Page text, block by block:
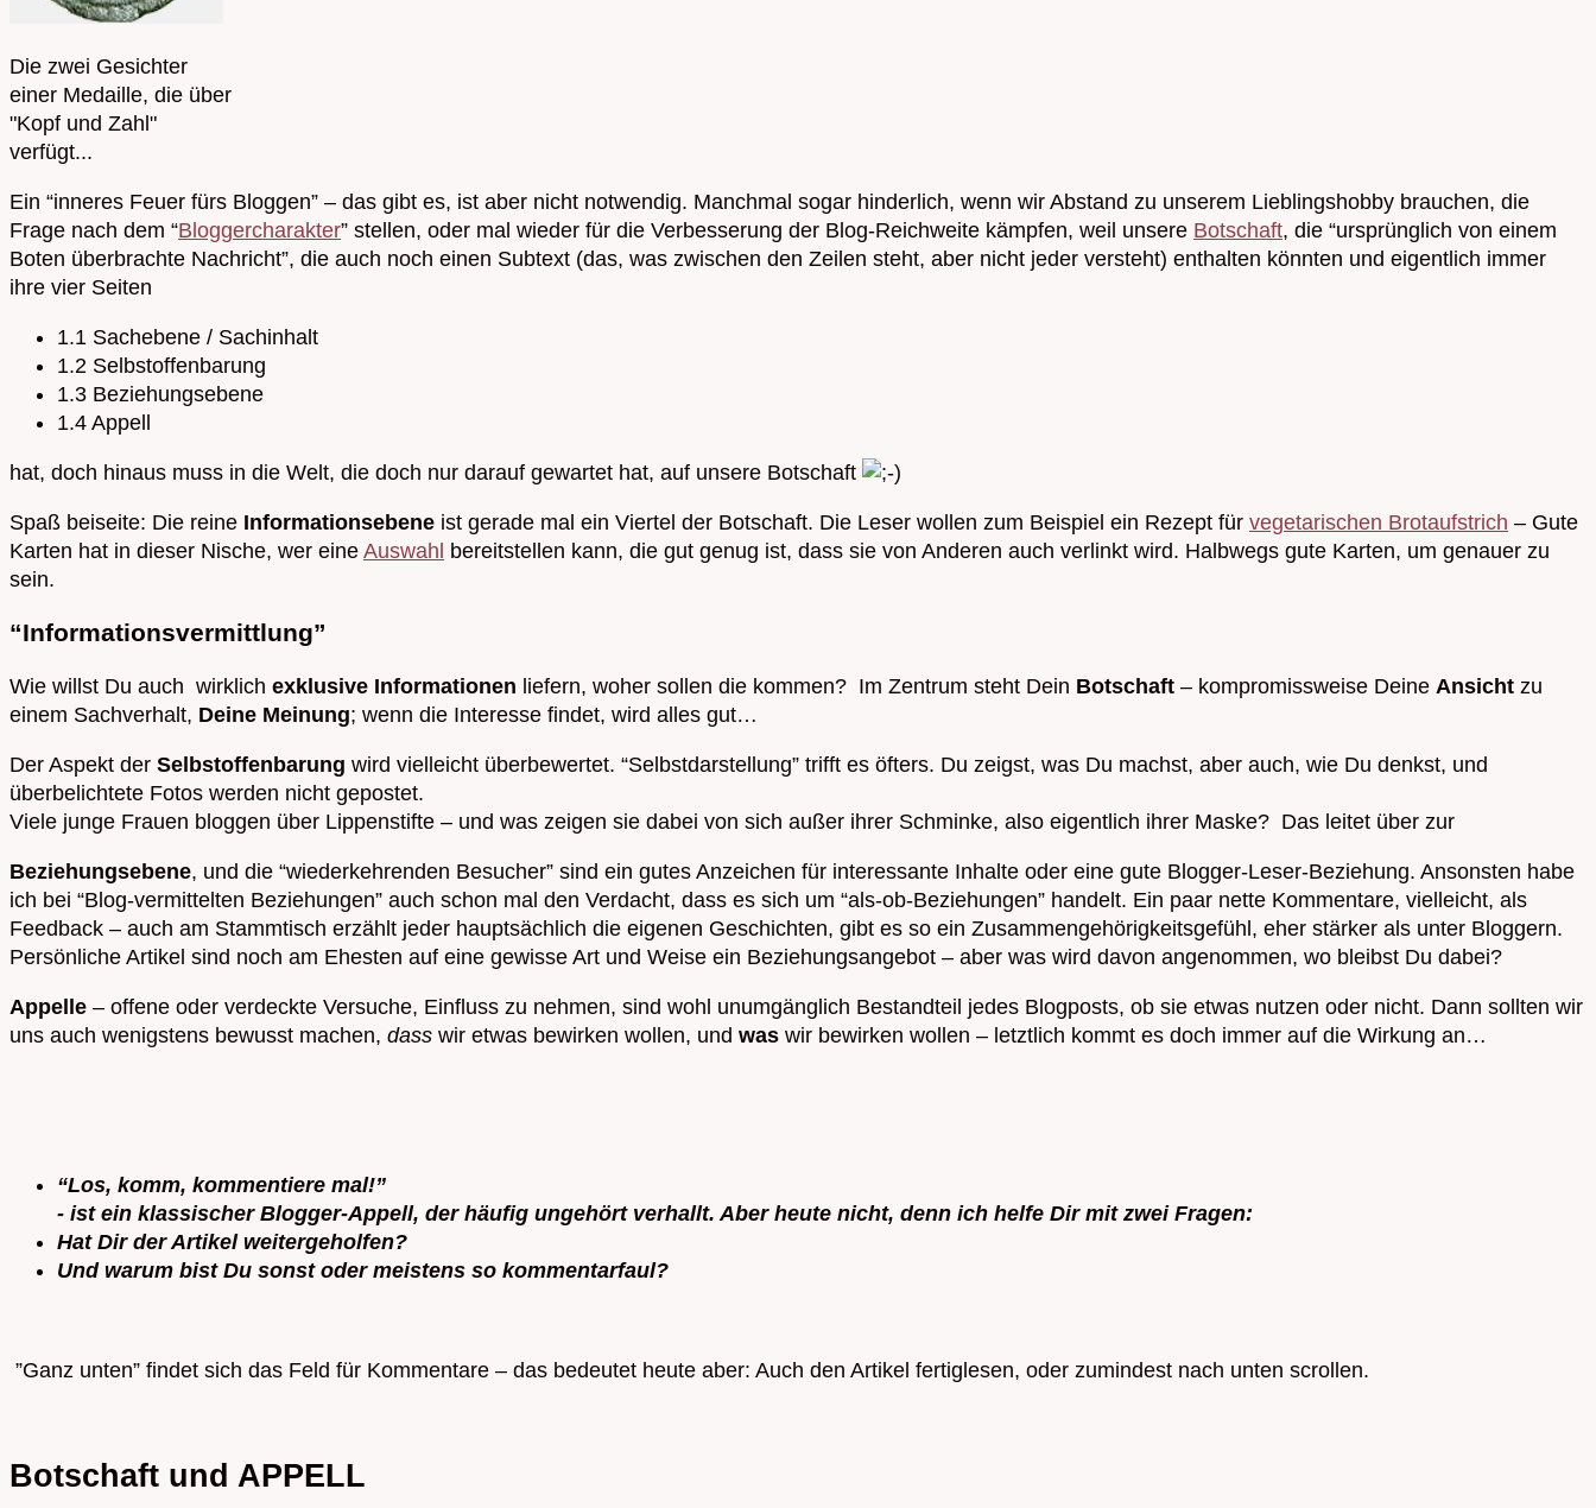
Die zwei Gesichter
einer Medaille, die über
"Kopf und Zahl"
verfügt...
Ein “inneres Feuer fürs Bloggen” – das gibt es, ist aber nicht notwendig. Manchmal sogar hinderlich, wenn wir Abstand zu unserem Lieblingshobby brauchen, die
Frage nach dem “Bloggercharakter” stellen, oder mal wieder für die Verbesserung der Blog-Reichweite kämpfen, weil unsere Botschaft, die “ursprünglich von einem
Boten überbrachte Nachricht”, die auch noch einen Subtext (das, was zwischen den Zeilen steht, aber nicht jeder versteht) enthalten könnten und eigentlich immer
ihre vier Seiten
1.1 Sachebene / Sachinhalt
1.2 Selbstoffenbarung
1.3 Beziehungsebene
1.4 Appell
hat, doch hinaus muss in die Welt, die doch nur darauf gewartet hat, auf unsere Botschaft
Spaß beiseite: Die reine Informationsebene ist gerade mal ein Viertel der Botschaft. Die Leser wollen zum Beispiel ein Rezept für vegetarischen Brotaufstrich – Gute
Karten hat in dieser Nische, wer eine Auswahl bereitstellen kann, die gut genug ist, dass sie von Anderen auch verlinkt wird. Halbwegs gute Karten, um genauer zu
sein.
“Informationsvermittlung”
Wie willst Du auch wirklich exklusive Informationen liefern, woher sollen die kommen? Im Zentrum steht Dein Botschaft – kompromissweise Deine Ansicht zu
einem Sachverhalt, Deine Meinung; wenn die Interesse findet, wird alles gut…
Der Aspekt der Selbstoffenbarung wird vielleicht überbewertet. “Selbstdarstellung” trifft es öfters. Du zeigst, was Du machst, aber auch, wie Du denkst, und
überbelichtete Fotos werden nicht gepostet.
Viele junge Frauen bloggen über Lippenstifte – und was zeigen sie dabei von sich außer ihrer Schminke, also eigentlich ihrer Maske? Das leitet über zur
Beziehungsebene, und die “wiederkehrenden Besucher” sind ein gutes Anzeichen für interessante Inhalte oder eine gute Blogger-Leser-Beziehung. Ansonsten habe
ich bei “Blog-vermittelten Beziehungen” auch schon mal den Verdacht, dass es sich um “als-ob-Beziehungen” handelt. Ein paar nette Kommentare, vielleicht, als
Feedback – auch am Stammtisch erzählt jeder hauptsächlich die eigenen Geschichten, gibt es so ein Zusammengehörigkeitsgefühl, eher stärker als unter Bloggern.
Persönliche Artikel sind noch am Ehesten auf eine gewisse Art und Weise ein Beziehungsangebot – aber was wird davon angenommen, wo bleibst Du dabei?
Appelle – offene oder verdeckte Versuche, Einfluss zu nehmen, sind wohl unumgänglich Bestandteil jedes Blogposts, ob sie etwas nutzen oder nicht. Dann sollten wir
uns auch wenigstens bewusst machen, dass wir etwas bewirken wollen, und was wir bewirken wollen – letztlich kommt es doch immer auf die Wirkung an…
“Los, komm, kommentiere mal!”
- ist ein klassischer Blogger-Appell, der häufig ungehört verhallt. Aber heute nicht, denn ich helfe Dir mit zwei Fragen:
Hat Dir der Artikel weitergeholfen?
Und warum bist Du sonst oder meistens so kommentarfaul?
”Ganz unten” findet sich das Feld für Kommentare – das bedeutet heute aber: Auch den Artikel fertiglesen, oder zumindest nach unten scrollen.
Botschaft und APPELL